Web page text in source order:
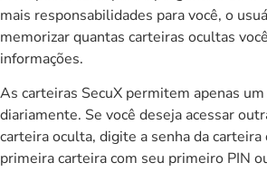
mais responsabilidades para você, o
memorizar quantas carteiras ocultas
informações.
As carteiras SecuX permitem apenas
diariamente. Se você deseja acessar
carteira oculta, digite a senha da
primeira carteira com seu primeiro PIN